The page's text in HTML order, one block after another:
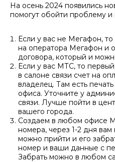
На осень 2024 появились
помогут обойти проблему и
Если у вас не Мегафон,
на оператора Мегафон и
договора, который и
Если у вас МТС, то
в салоне связи счет на
владелец. Там есть
офиса. Уточните у
связи. Лучше пойти в
вашего города.
Создаем в любом офисе
номера, через 1-2 дня
можно прийти и его
номер и ваши данные с
Забрать можно в любом